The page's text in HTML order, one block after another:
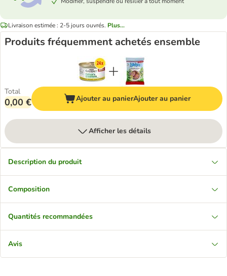
Livraison estimée : 2-5 jours ouvrés. Plus...
Produits fréquemment achetés ensemble
Total
0,00 € Ajouter au panierAjouter au panier
Afficher les détails
Description du produit
Composition
Quantités recommandées
Avis